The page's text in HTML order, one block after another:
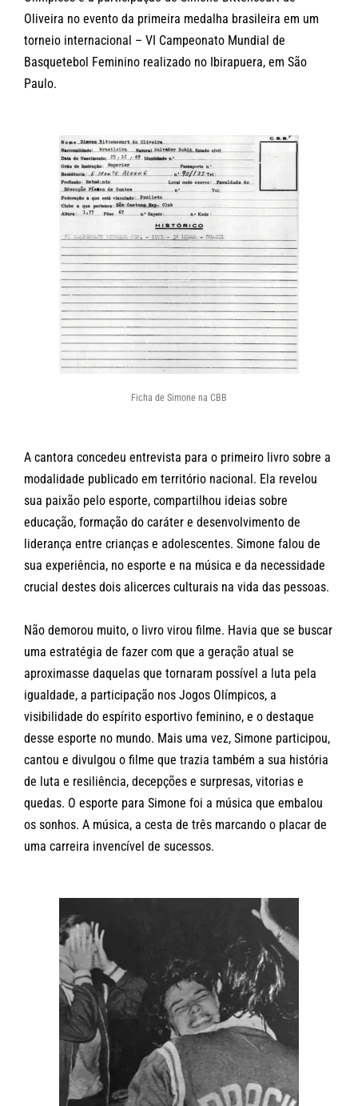
Oliveira no evento da primeira medalha brasileira em um
torneio internacional – VI Campeonato Mundial de
Basquetebol Feminino realizado no Ibirapuera, em São
Paulo.
Ficha de Simone na CBB
A cantora concedeu entrevista para o primeiro livro sobre a
modalidade publicado em território nacional. Ela revelou
sua paixão pelo esporte, compartilhou ideias sobre
educação, formação do caráter e desenvolvimento de
liderança entre crianças e adolescentes. Simone falou de
sua experiência, no esporte e na música e da necessidade
crucial destes dois alicerces culturais na vida das pessoas.
Não demorou muito, o livro virou filme. Havia que se buscar
uma estratégia de fazer com que a geração atual se
aproximasse daquelas que tornaram possível a luta pela
igualdade, a participação nos Jogos Olímpicos, a
visibilidade do espírito esportivo feminino, e o destaque
desse esporte no mundo. Mais uma vez, Simone participou,
cantou e divulgou o filme que trazia também a sua história
de luta e resiliência, decepções e surpresas, vitorias e
quedas. O esporte para Simone foi a música que embalou
os sonhos. A música, a cesta de três marcando o placar de
uma carreira invencível de sucessos.